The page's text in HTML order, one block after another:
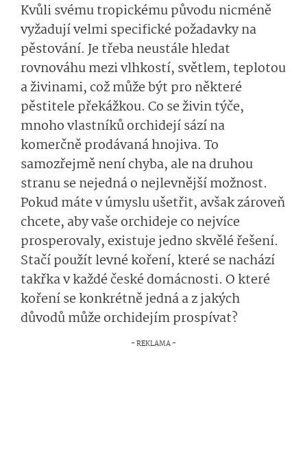
Kvůli svému tropickému původu nicméně
vyžadují velmi specifické požadavky na
pěstování. Je třeba neustále hledat
rovnováhu mezi vlhkostí, světlem, teplotou
a živinami, což může být pro některé
pěstitele překážkou. Co se živin týče,
mnoho vlastníků orchidejí sází na
komerčně prodávaná hnojiva. To
samozřejmě není chyba, ale na druhou
stranu se nejedná o nejlevnější možnost.
Pokud máte v úmyslu ušetřit, avšak zároveň
chcete, aby vaše orchideje co nejvíce
prosperovaly, existuje jedno skvělé řešení.
Stačí použít levné koření, které se nachází
takřka v každé české domácnosti. O které
koření se konkrétně jedná a z jakých
důvodů může orchidejím prospívat?